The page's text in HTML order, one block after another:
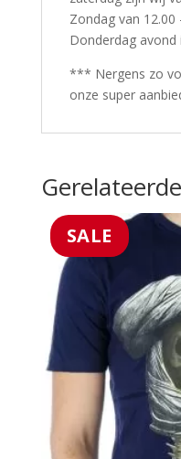
Zondag van 12.00
Donderdag
*** Nergens zo
onze super
SALE